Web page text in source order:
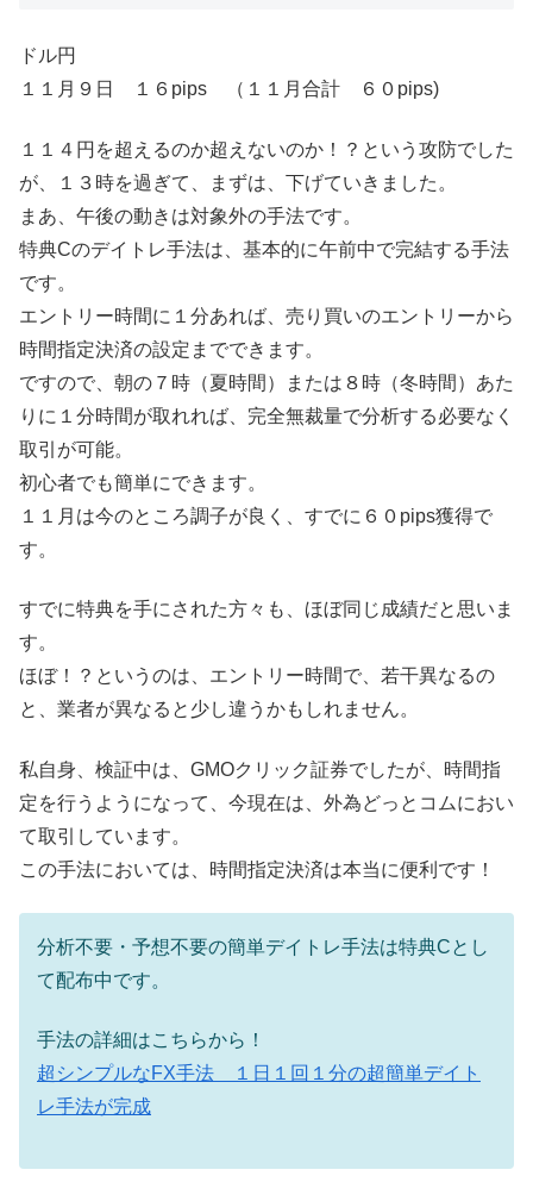
ドル円
１１月９日 １６pips （１１月合計 ６０pips)
１１４円を超えるのか超えないのか！？という攻防でした
が、１３時を過ぎて、まずは、下げていきました。
まあ、午後の動きは対象外の手法です。
特典Cのデイトレ手法は、基本的に午前中で完結する手法
です。
エントリー時間に１分あれば、売り買いのエントリーから
時間指定決済の設定までできます。
ですので、朝の７時（夏時間）または８時（冬時間）あた
りに１分時間が取れれば、完全無裁量で分析する必要なく
取引が可能。
初心者でも簡単にできます。
１１月は今のところ調子が良く、すでに６０pips獲得で
す。
すでに特典を手にされた方々も、ほぼ同じ成績だと思いま
す。
ほぼ！？というのは、エントリー時間で、若干異なるの
と、業者が異なると少し違うかもしれません。
私自身、検証中は、GMOクリック証券でしたが、時間指
定を行うようになって、今現在は、外為どっとコムにおい
て取引しています。
この手法においては、時間指定決済は本当に便利です！
分析不要・予想不要の簡単デイトレ手法は特典Cとし
て配布中です。
手法の詳細はこちらから！
超シンプルなFX手法 １日１回１分の超簡単デイト
レ手法が完成